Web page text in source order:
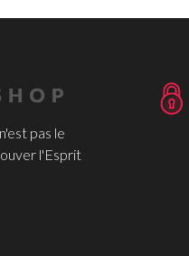
pas le
l'Esprit